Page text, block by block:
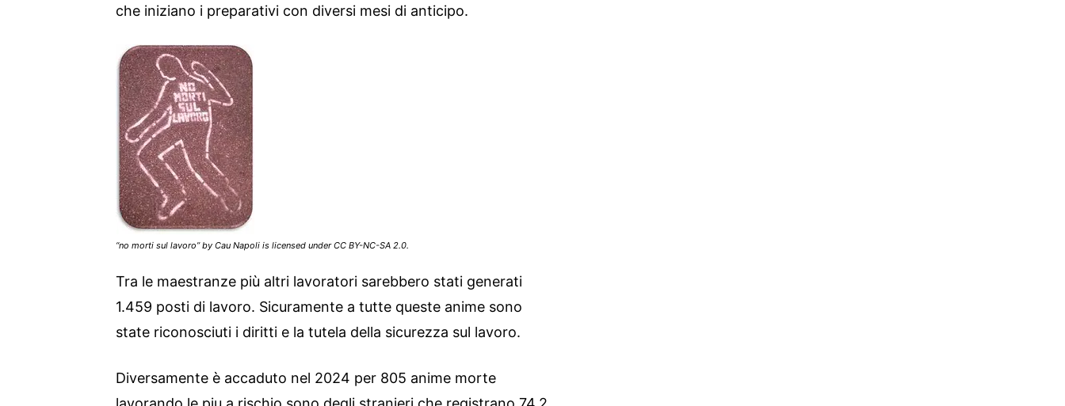
che iniziano i preparativi con diversi mesi di anticipo.
“no morti sul lavoro” by Cau Napoli is licensed under CC BY-NC-SA 2.0.
Tra le maestranze più altri lavoratori sarebbero stati generati
1.459 posti di lavoro. Sicuramente a tutte queste anime sono
state riconosciuti i diritti e la tutela della sicurezza sul lavoro.
Diversamente è accaduto nel 2024 per 805 anime morte